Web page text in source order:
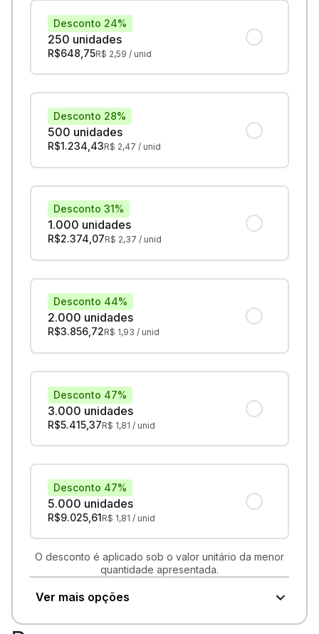
250 unidades
Desconto 24%
R$648,75R$ 2,59 / unid
500 unidades
Desconto 28%
R$1.234,43R$ 2,47 / unid
1.000 unidades
Desconto 31%
R$2.374,07R$ 2,37 / unid
2.000 unidades
Desconto 44%
R$3.856,72R$ 1,93 / unid
3.000 unidades
Desconto 47%
R$5.415,37R$ 1,81 / unid
5.000 unidades
Desconto 47%
R$9.025,61R$ 1,81 / unid
O desconto é aplicado sob o valor unitário da menor
quantidade apresentada.
Ver mais opções